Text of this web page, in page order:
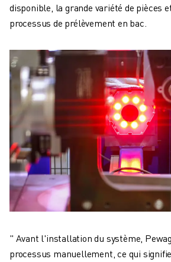
disponible, la grande variété de pièces
processus de prélèvement en bac.
" Avant l'installation du système,
processus manuellement, ce qui